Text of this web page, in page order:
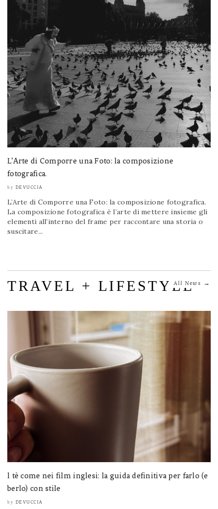
L’Arte di Comporre una Foto: la composizione
fotografica.
by DEVUCCIA
L’Arte di Comporre una Foto: la composizione fotografica.
La composizione fotografica è l’arte di mettere insieme gli
elementi all’interno del frame per raccontare una storia o
suscitare...
TRAVEL + LIFESTYLE
All News →
l tè come nei film inglesi: la guida definitiva per farlo (e
berlo) con stile
by DEVUCCIA